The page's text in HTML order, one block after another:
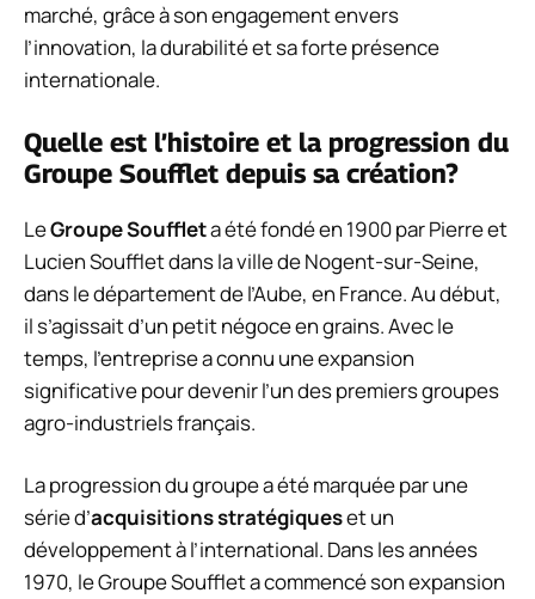
marché, grâce à son engagement envers
l’innovation, la durabilité et sa forte présence
internationale.
Quelle est l’histoire et la progression du
Groupe Soufflet depuis sa création?
LeGroupe Souffleta été fondé en 1900 par Pierre et
Lucien Soufflet dans la ville de Nogent-sur-Seine,
dans le département de l’Aube, en France. Au début,
il s’agissait d’un petit négoce en grains. Avec le
temps, l’entreprise a connu une expansion
significative pour devenir l’un des premiers groupes
agro-industriels français.
La progression du groupe a été marquée par une
série d’acquisitions stratégiqueset un
développement à l’international. Dans les années
1970, le Groupe Soufflet a commencé son expansion